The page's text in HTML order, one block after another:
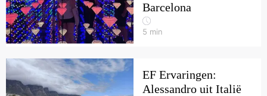
Barcelona
5 min
EF Ervaringen:
Alessandro uit Italië